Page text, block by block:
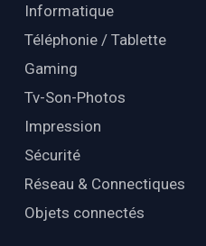
Informatique
Téléphonie / Tablette
Gaming
Tv-Son-Photos
Impression
Sécurité
Réseau & Connectiques
Objets connectés